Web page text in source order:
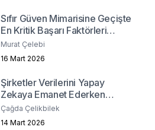
Sıfır Güven Mimarisine Geçişte
En Kritik Başarı Faktörleri
Nelerdir?
Murat Çelebi
16 Mart 2026
Şirketler Verilerini Yapay
Zekaya Emanet Ederken
Güvenlik ve Etik Sınırlarını Nasıl
Belirler?
Çağda Çelikbilek
14 Mart 2026